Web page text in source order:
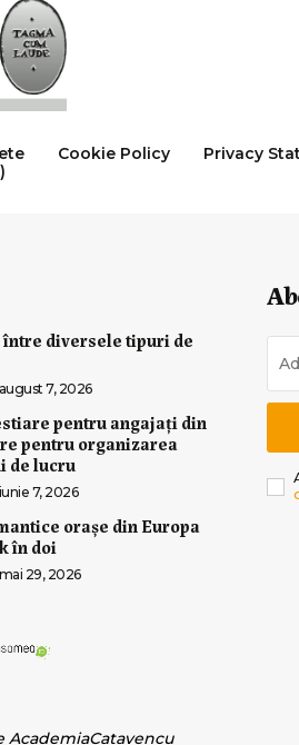
Cookie Policy Privacy
diversele tipuri de
august 7, 2026
pentru angajați din
pentru organizarea
de lucru
iunie 7, 2026
orașe din Europa
în doi
mai 29, 2026
AcademiaCatavencu